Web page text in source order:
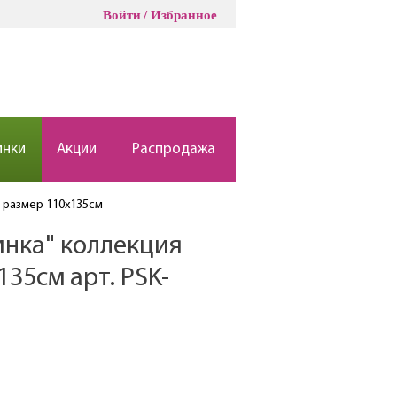
Войти Избранное
Акции Распродажа
110х135см
коллекция
арт. PSK-